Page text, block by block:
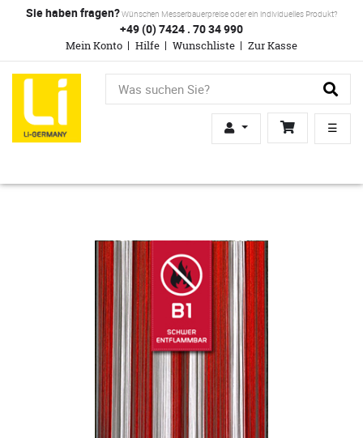
Sie haben fragen?Wünschen Messerbauerpreise oder ein individuelles Produkt?
+49 (0) 7424 . 70 34 990
Mein Konto Hilfe Wunschliste Zur Kasse
☰